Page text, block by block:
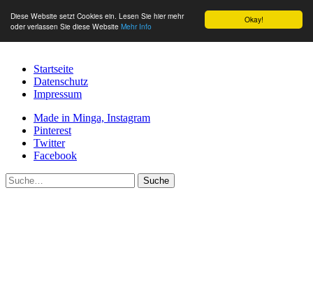
Okay!
Diese Website setzt Cookies ein. Lesen Sie hier mehr
oder verlassen Sie diese Website Mehr Info
Startseite
Datenschutz
Impressum
Made in Minga, Instagram
Pinterest
Twitter
Facebook
Suche